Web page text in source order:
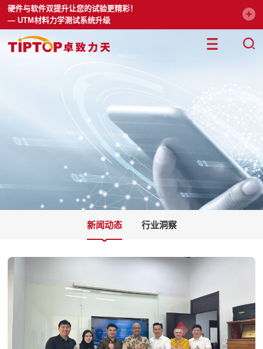
硬件与软件双提升让您的试验更精彩！
— UTM材料力学测试系统升级
新闻动态 行业洞察